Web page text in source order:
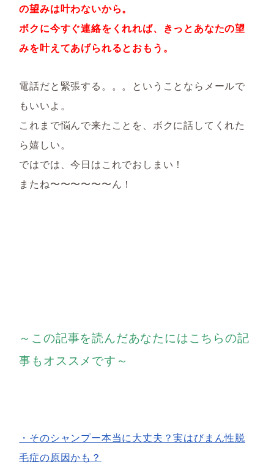
の望みは叶わないから。
ボクに今すぐ連絡をくれれば、きっとあなたの望
みを叶えてあげられるとおもう。
電話だと緊張する。。。ということならメールで
もいいよ。
これまで悩んで来たことを、ボクに話してくれた
ら嬉しい。
ではでは、今日はこれでおしまい！
またね〜〜〜〜〜〜ん！
～この記事を読んだあなたにはこちらの記
事もオススメです～
・そのシャンプー本当に大丈夫？実はびまん性脱
毛症の原因かも？